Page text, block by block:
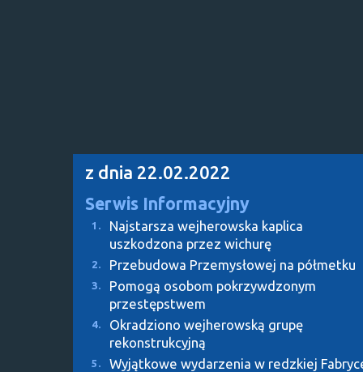
z dnia 22.02.2022
Serwis Informacyjny
1.
Najstarsza wejherowska kaplica
uszkodzona przez wichurę
2. Przebudowa Przemysłowej na półmetku
3.
Pomogą osobom pokrzywdzonym
przestępstwem
4.
Okradziono wejherowską grupę
rekonstrukcyjną
5.
Wyjątkowe wydarzenia w redzkiej